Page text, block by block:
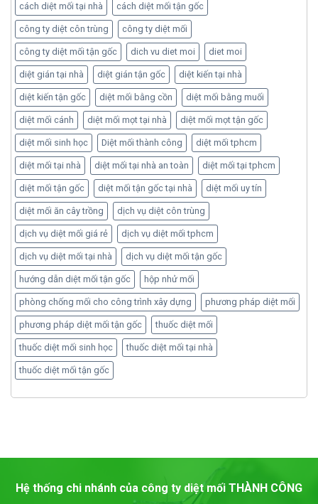
cách diệt mối tại nhà cách diệt mối tận gốc
công ty diệt côn trùng công ty diệt mối
công ty diệt mối tận gốc dich vu diet moi diet moi
diệt gián tại nhà diệt gián tận gốc diệt kiến tại nhà
diệt kiến tận gốc diệt mối bằng cồn diệt mối bằng muối
diệt mối cánh diệt mối mọt tại nhà diệt mối mọt tận gốc
diệt mối sinh học Diệt mối thành công diệt mối tphcm
diệt mối tại nhà diệt mối tại nhà an toàn diệt mối tại tphcm
diệt mối tận gốc diệt mối tận gốc tại nhà diệt mối uy tín
diệt mối ăn cây trồng dịch vụ diệt côn trùng
dịch vụ diệt mối giá rẻ dịch vụ diệt mối tphcm
dịch vụ diệt mối tại nhà dịch vụ diệt mối tận gốc
hướng dẫn diệt mối tận gốc hộp nhử mối
phòng chống mối cho công trình xây dựng phương pháp diệt mối
phương pháp diệt mối tận gốc thuốc diệt mối
thuốc diệt mối sinh học thuốc diệt mối tại nhà
thuốc diệt mối tận gốc
Hệ thống chi nhánh của công ty diệt mối THÀNH CÔNG